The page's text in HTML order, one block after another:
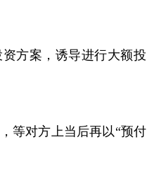
方案，诱导进行大额投
等对方上当后再以“预付